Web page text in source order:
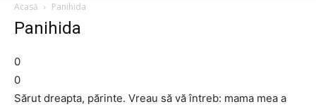
Acasă
Panihida
Panihida
0
0
Sărut dreapta, părinte. Vreau să vă întreb: mama mea a